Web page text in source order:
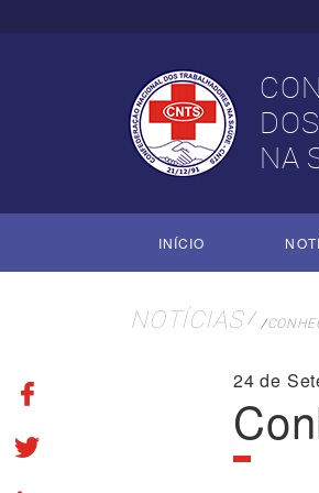
NA
INÍCIO
NOTÍCIAS
24 de